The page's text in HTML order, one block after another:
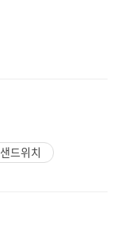
샌드위치